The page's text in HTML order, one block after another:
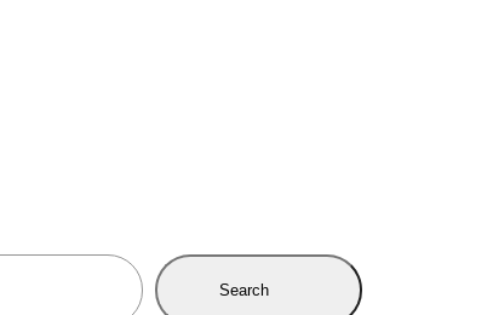
Search